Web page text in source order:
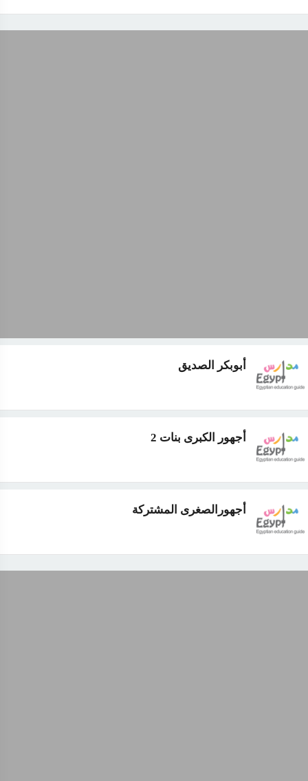
أبوبكر الصديق
أجهور الكبرى بنات 2
أجهورالصغرى المشتركة